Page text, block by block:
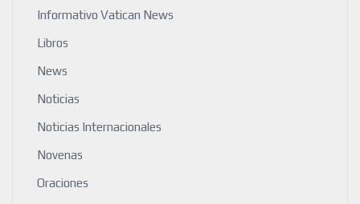
Informativo Vatican News
Libros
News
Noticias
Noticias Internacionales
Novenas
Oraciones